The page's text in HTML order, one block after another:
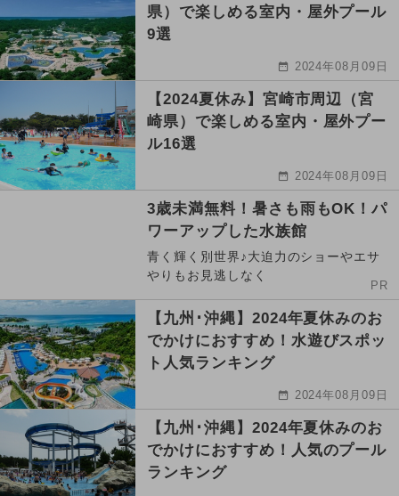
県）で楽しめる室内・屋外プール
9選
2024年08月09日
【2024夏休み】宮崎市周辺（宮
崎県）で楽しめる室内・屋外プー
ル16選
2024年08月09日
3歳未満無料！暑さも雨もOK！パ
ワーアップした水族館
青く輝く別世界♪大迫力のショーやエサ
やりもお見逃しなく
PR
【九州･沖縄】2024年夏休みのお
でかけにおすすめ！水遊びスポッ
ト人気ランキング
2024年08月09日
【九州･沖縄】2024年夏休みのお
でかけにおすすめ！人気のプール
ランキング